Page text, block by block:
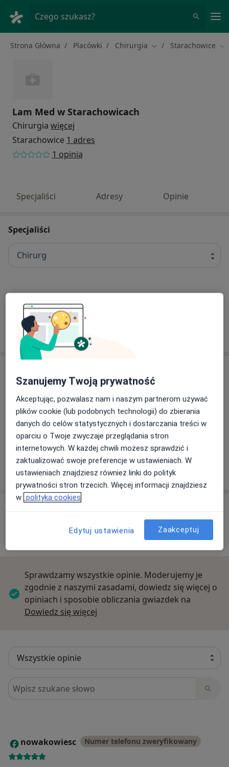
Czego szukasz?
Strona Główna Placówki Chirurgia Zmień miasto
Starachowice
Lam Med w Starachowicach
Chirurgia więcej
Starachowice 1 adres
1 opinia
Specjaliści Adresy Opinie
Specjaliści
Chirurg
Onkolog, Chirurg
Powiększ mapę
Lam Med w Starachowicach
Kilińskiego 28, 27-200 Starachowice
Sprawdzamy wszystkie opinie. Moderujemy je
zgodnie z naszymi zasadami, dowiedz się więcej o
opiniach i sposobie obliczania gwiazdek na
Dowiedz się więcej
Szukaj w opiniach
N nowakowiesc Numer telefonu zweryfikowany
Szanujemy Twoją prywatność
Akceptując, pozwalasz nam i naszym partnerom używać
plików cookie (lub podobnych technologii) do zbierania
danych do celów statystycznych i dostarczania treści w
oparciu o Twoje zwyczaje przeglądania stron
internetowych. W każdej chwili możesz sprawdzić i
zaktualizować swoje preferencje w ustawieniach. W
ustawieniach znajdziesz również linki do polityk
prywatności stron trzecich. Więcej informacji znajdziesz
w polityka cookies
Edytuj ustawienia Zaakceptuj